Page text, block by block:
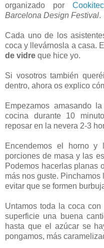
organizado por
Barcelona Design Festival.
Cada uno de los
coca y llevárnosla a casa.
de vidre que hice yo.
Si vosotros también
dentro, ahora os explico
Empezamos amasando
cocina durante 10
reposar en la nevera 2-3
Encendemos el horno y
porciones de masa y las
Podemos hacerlas planas
más nos guste.
evitar que se formen
Untamos toda la coca
superficie una buena
hasta que el azúcar se
pongamos, más